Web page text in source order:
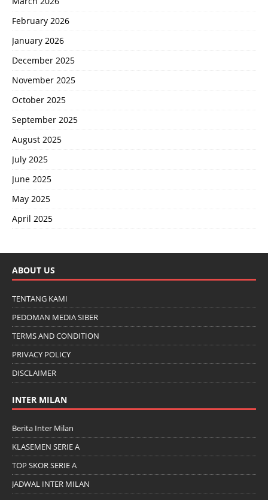
February 2026
January 2026
December 2025
November 2025
October 2025
September 2025
August 2025
July 2025
June 2025
May 2025
April 2025
ABOUT US
TENTANG KAMI
PEDOMAN MEDIA SIBER
TERMS AND CONDITION
PRIVACY POLICY
DISCLAIMER
INTER MILAN
Berita Inter Milan
KLASEMEN SERIE A
TOP SKOR SERIE A
JADWAL INTER MILAN